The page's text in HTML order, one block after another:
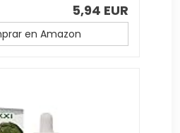
5,94 EUR
en Amazon